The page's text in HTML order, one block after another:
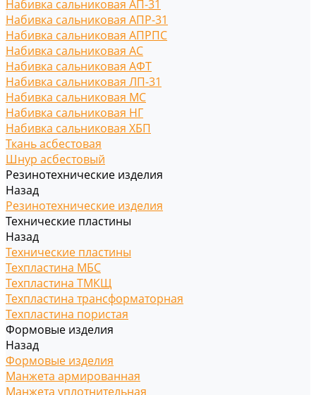
Набивка сальниковая АП-31
Набивка сальниковая АПР-31
Набивка сальниковая АПРПС
Набивка сальниковая АС
Набивка сальниковая АФТ
Набивка сальниковая ЛП-31
Набивка сальниковая МС
Набивка сальниковая НГ
Набивка сальниковая ХБП
Ткань асбестовая
Шнур асбестовый
Резинотехнические изделия
Назад
Резинотехнические изделия
Технические пластины
Назад
Технические пластины
Техпластина МБС
Техпластина ТМКЩ
Техпластина трансформаторная
Техпластина пористая
Формовые изделия
Назад
Формовые изделия
Манжета армированная
Манжета уплотнительная